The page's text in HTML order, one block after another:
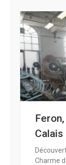
Calais
Charme